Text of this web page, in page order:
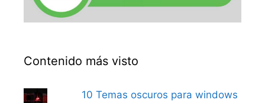
Contenido más visto
10 Temas oscuros para windows